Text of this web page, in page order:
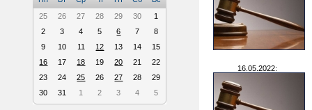
25
26 27 28 29 30
1
2
3 4 5 6 7
8
9
10 11 12 13 14
15
16
17 18 19 20 21
22
23
24 25 26 27 28
29
30
31 1 2 3 4 5
16.05.2022: